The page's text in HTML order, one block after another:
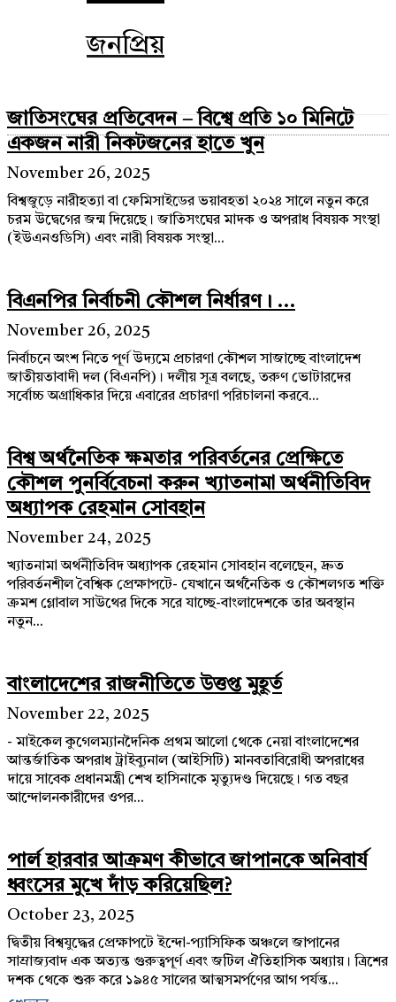
জনপ্রিয়
জাতিসংঘের প্রতিবেদন – বিশ্বে প্রতি ১০ মিনিটে
একজন নারী নিকটজনের হাতে খুন
November 26, 2025
বিশ্বজুড়ে নারীহত্যা বা ফেমিসাইডের ভয়াবহতা ২০২৪ সালে নতুন করে
চরম উদ্বেগের জন্ম দিয়েছে। জাতিসংঘের মাদক ও অপরাধ বিষয়ক সংস্থা
(ইউএনওডিসি) এবং নারী বিষয়ক সংস্থা...
বিএনপির নির্বাচনী কৌশল নির্ধারণ। ...
November 26, 2025
নির্বাচনে অংশ নিতে পূর্ণ উদ্যমে প্রচারণা কৌশল সাজাচ্ছে বাংলাদেশ
জাতীয়তাবাদী দল (বিএনপি)। দলীয় সূত্র বলছে, তরুণ ভোটারদের
সর্বোচ্চ অগ্রাধিকার দিয়ে এবারের প্রচারণা পরিচালনা করবে...
বিশ্ব অর্থনৈতিক ক্ষমতার পরিবর্তনের প্রেক্ষিতে
কৌশল পুনর্বিবেচনা করুন খ্যাতনামা অর্থনীতিবিদ
অধ্যাপক রেহমান সোবহান
November 24, 2025
খ্যাতনামা অর্থনীতিবিদ অধ্যাপক রেহমান সোবহান বলেছেন, দ্রুত
পরিবর্তনশীল বৈশ্বিক প্রেক্ষাপটে- যেখানে অর্থনৈতিক ও কৌশলগত শক্তি
ক্রমশ গ্লোবাল সাউথের দিকে সরে যাচ্ছে-বাংলাদেশকে তার অবস্থান
নতুন...
বাংলাদেশের রাজনীতিতে উত্তপ্ত মুহূর্ত
November 22, 2025
- মাইকেল কুগেলম্যানদৈনিক প্রথম আলো থেকে নেয়া বাংলাদেশের
আন্তর্জাতিক অপরাধ ট্রাইব্যুনাল (আইসিটি) মানবতাবিরোধী অপরাধের
দায়ে সাবেক প্রধানমন্ত্রী শেখ হাসিনাকে মৃত্যুদণ্ড দিয়েছে। গত বছর
আন্দোলনকারীদের ওপর...
পার্ল হারবার আক্রমণ কীভাবে জাপানকে অনিবার্য
ধ্বংসের মুখে দাঁড় করিয়েছিল?
October 23, 2025
দ্বিতীয় বিশ্বযুদ্ধের প্রেক্ষাপটে ইন্দো-প্যাসিফিক অঞ্চলে জাপানের
সাম্রাজ্যবাদ এক অত্যন্ত গুরুত্বপূর্ণ এবং জটিল ঐতিহাসিক অধ্যায়। ত্রিশের
দশক থেকে শুরু করে ১৯৪৫ সালের আত্মসমর্পণের আগ পর্যন্ত...